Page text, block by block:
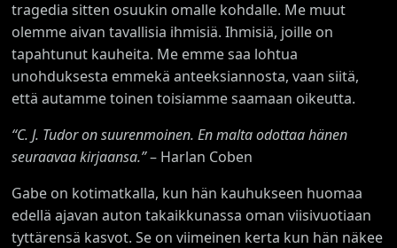
tragedia sitten osuukin omalle kohdalle. Me muut
olemme aivan tavallisia ihmisiä. Ihmisiä, joille on
tapahtunut kauheita. Me emme saa lohtua
unohduksesta emmekä anteeksiannosta, vaan siitä,
että autamme toinen toisiamme saamaan oikeutta.
“C. J. Tudor on suurenmoinen. En malta odottaa hänen
seuraavaa kirjaansa.”– Harlan Coben
Gabe on kotimatkalla, kun hän kauhukseen huomaa
edellä ajavan auton takaikkunassa oman viisivuotiaan
tyttärensä kasvot. Se on viimeinen kerta kun hän näkee